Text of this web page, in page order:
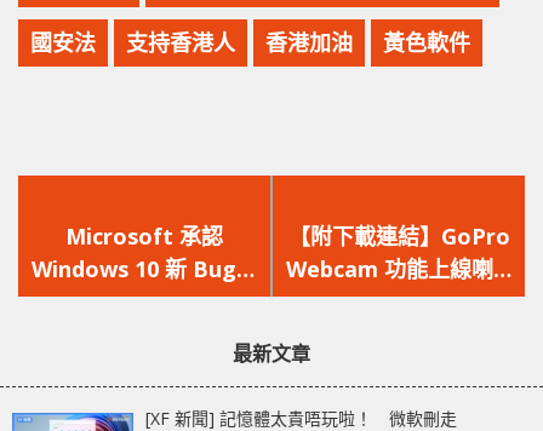
國安法 支持香港人 香港加油 黃色軟件
一
篇
文
Microsoft 承認
Windows 10 新 Bug：
錯誤顯示沒有網絡連接
一
篇
文
【附下載連結】GoPro
Webcam 功能上線喇 !!
Google Meet、
最新文章
[XF 新聞] 記憶體太貴唔玩啦！ 微軟刪走